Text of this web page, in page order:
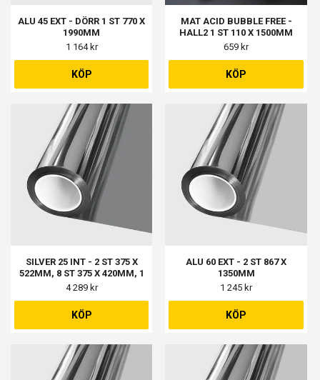
ALU 45 EXT - DÖRR 1 ST 770 X
1990MM
1 164 kr
KÖP
MAT ACID BUBBLE FREE -
HALL2 1 ST 110 X 1500MM
659 kr
KÖP
SILVER 25 INT - 2 ST 375 X
522MM, 8 ST 375 X 420MM, 1
ST 675 X 395MM, 3 ST 675 X
4 289 kr
KÖP
ALU 60 EXT - 2 ST 867 X
1350MM
1 245 kr
KÖP